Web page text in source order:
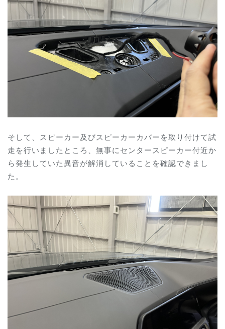
そして、スピーカー及びスピーカーカバーを取り付けて試
走を行いましたところ、無事にセンタースピーカー付近か
ら発生していた異音が解消していることを確認できまし
た。